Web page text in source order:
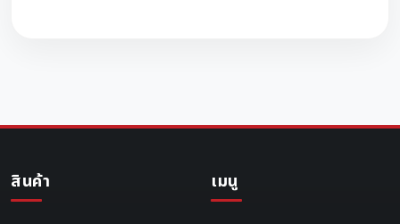
สินค้า เมนู